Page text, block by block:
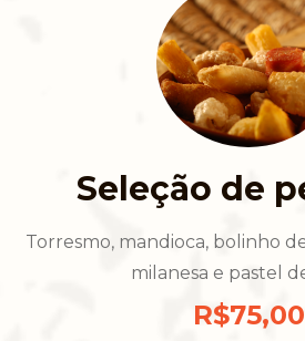
Seleção de
Torresmo, mandioca, bolinho
milanesa e pastel
R$75,00